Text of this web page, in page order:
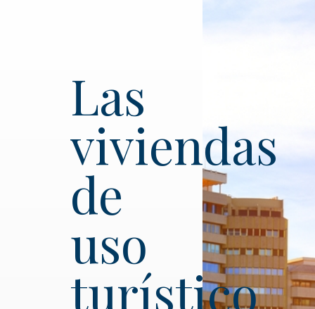
Las
viviendas
de
uso
turístico